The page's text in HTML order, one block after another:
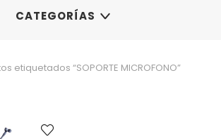
CATEGORÍAS
etiquetados “SOPORTE MICROFONO”